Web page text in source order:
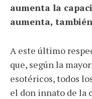
aumenta la
aumenta,
A este último
que, según la
esotéricos, todos
el don innato de la